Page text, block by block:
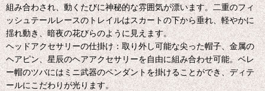
組み合わされ、動くたびに神秘的な雰囲気が漂います。二重のフィ
ッシュテールレースのトレイルはスカートの下から垂れ、軽やかに
揺れ動き、暗夜の花びらのように見えます。
ヘッドアクセサリーの仕掛け：取り外し可能な尖った帽子、金属の
ヘアピン、星辰のヘアアクセサリーを自由に組み合わせ可能。ベレ
ー帽のツバにはミニ武器のペンダントを掛けることができ、ディテ
ールにこだわりが光ります。